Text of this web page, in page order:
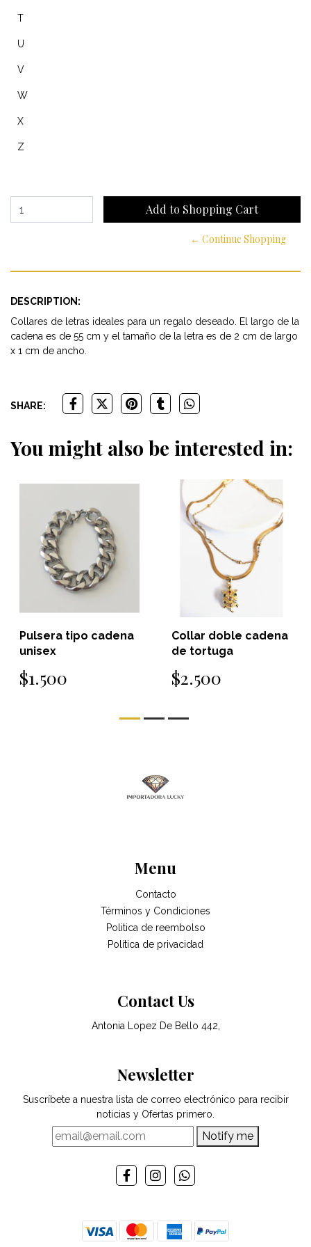
T
U
V
W
X
Z
← Continue Shopping
DESCRIPTION:
Collares de letras ideales para un regalo deseado. El largo de la
cadena es de 55 cm y el tamaño de la letra es de 2 cm de largo
x 1 cm de ancho.
SHARE:
You might also be interested in:
Pulsera tipo cadena
unisex
$1.500
Collar doble cadena
de tortuga
$2.500
Menu
Contacto
Términos y Condiciones
Politica de reembolso
Política de privacidad
Contact Us
Antonia Lopez De Bello 442,
Newsletter
Suscríbete a nuestra lista de correo electrónico para recibir
noticias y Ofertas primero.
Notify me